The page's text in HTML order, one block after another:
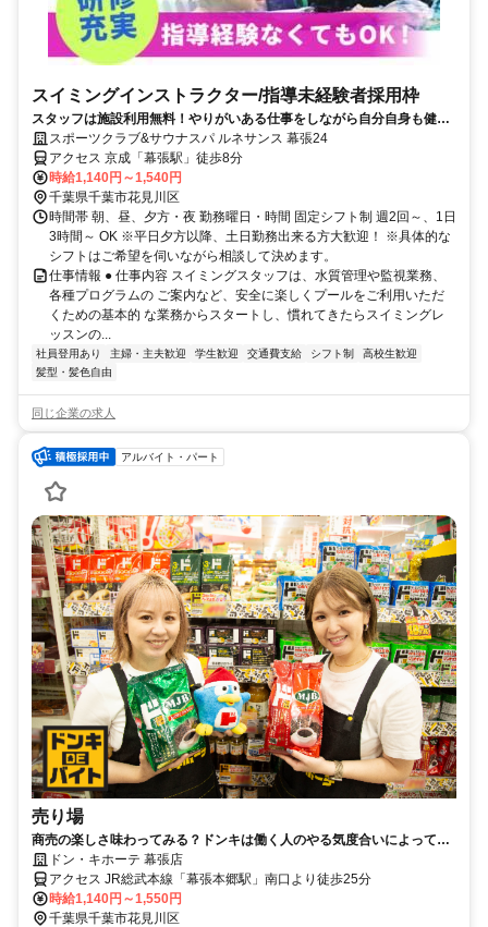
スイミングインストラクター/指導未経験者採用枠
スタッフは施設利用無料！やりがいある仕事をしながら自分自身も健康
になれる！
スポーツクラブ&サウナスパ ルネサンス 幕張24
アクセス 京成「幕張駅」徒歩8分
時給1,140円～1,540円
千葉県千葉市花見川区
時間帯 朝、昼、夕方・夜 勤務曜日・時間 固定シフト制 週2回～、1日
3時間～ OK ※平日夕方以降、土日勤務出来る方大歓迎！ ※具体的な
シフトはご希望を伺いながら相談して決めます。
仕事情報 ● 仕事内容 スイミングスタッフは、水質管理や監視業務、
各種プログラムの ご案内など、安全に楽しくプールをご利用いただ
くための基本的 な業務からスタートし、慣れてきたらスイミングレ
ッスンの...
社員登用あり 主婦・主夫歓迎 学生歓迎 交通費支給 シフト制
高校生歓迎
髪型・髪色自由
同じ企業の求人
アルバイト・パート
売り場
商売の楽しさ味わってみる？ドンキは働く人のやる気度合いによって、
裁量権が違うんです！
ドン・キホーテ 幕張店
アクセス JR総武本線「幕張本郷駅」南口より徒歩25分
時給1,140円～1,550円
千葉県千葉市花見川区